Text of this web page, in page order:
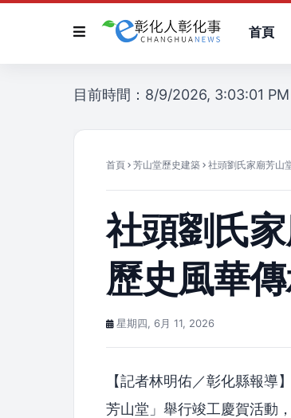
首頁
目前時間：8/9/2026, 3:03:01 PM
首頁 芳山堂歷史建築 社頭劉氏家廟芳山
社頭劉氏
歷史風華
星期四, 6月 11, 2026
【記者林明佑／彰化縣報導
芳山堂」舉行竣工慶賀活動